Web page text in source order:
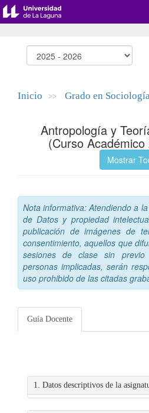
Inicio >> Grado en
Antropología y
(Curso
Mostrar
Nota informativa: Atendiendo a
de Datos y propiedad
publicación de imágenes de
consentimiento, aquellos que
sesiones de clase sin previo
personas implicadas, serán
uso prohibido de las citadas
Guía Docente
1. Datos descriptivos de la